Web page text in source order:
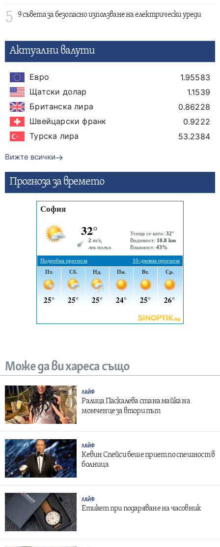
5 9 съвета за безопасно използване на електрически уреди
Актуални валути
Евро
1.95583
Щатски долар
1.1539
Британска лира
0.86228
Швейцарски франк
0.9222
Турска лира
53.2384
Вижте всички
Прогнозa за времето
Може да ви хареса също
ЛАЙФ
Ралица Паскалева стана майка на
момченце за втори път
ЛАЙФ
Кевин Спейси беше приет по спешност в
болница
ЛАЙФ
Етикет при подаряване на часовник